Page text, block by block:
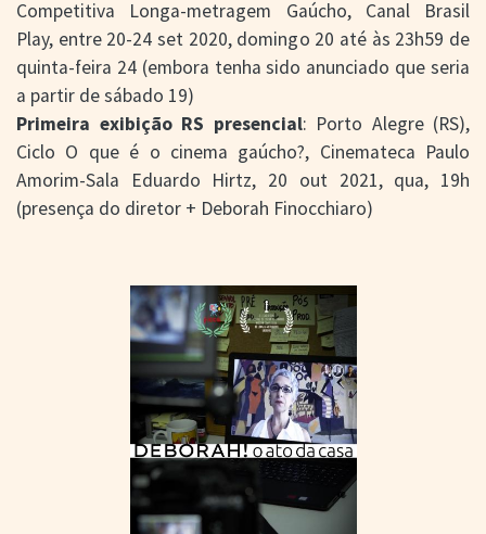
Competitiva Longa-metragem Gaúcho, Canal Brasil
Play, entre 20-24 set 2020, domingo 20 até às 23h59 de
quinta-feira 24 (embora tenha sido anunciado que seria
a partir de sábado 19)
Primeira exibição RS presencial: Porto Alegre (RS),
Ciclo O que é o cinema gaúcho?, Cinemateca Paulo
Amorim-Sala Eduardo Hirtz, 20 out 2021, qua, 19h
(presença do diretor + Deborah Finocchiaro)